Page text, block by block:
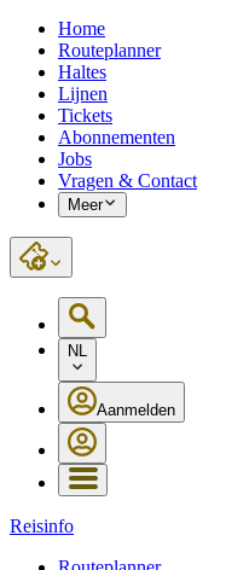
Home
Routeplanner
Haltes
Lijnen
Tickets
Abonnementen
Jobs
Vragen & Contact
Meer
NL
Aanmelden
Reisinfo